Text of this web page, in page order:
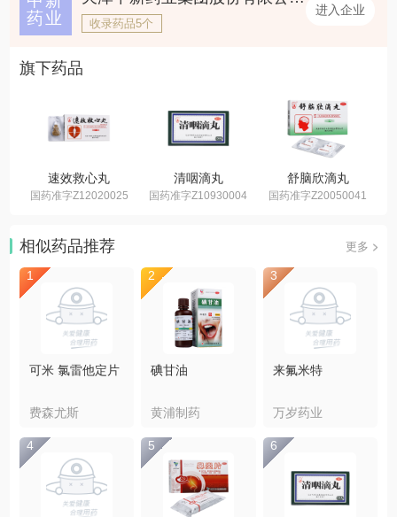
药业
收录药品5个
进入企业
旗下药品
速效救心丸
国药准字Z12020025
清咽滴丸
国药准字Z10930004
舒脑欣滴丸
国药准字Z20050041
相似药品推荐 更多
1
可米 氯雷他定片
费森尤斯
2
碘甘油
黄浦制药
3
来氟米特
万岁药业
4 5 6